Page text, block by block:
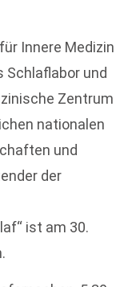
Innere Medizin
Schlaflabor und
Zentrum
nationalen
und
der
ist am 30.